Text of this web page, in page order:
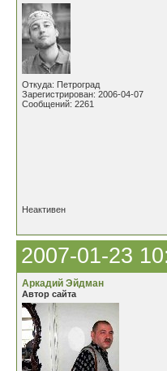
Откуда: Петроград
Зарегистрирован: 2006-04-07
Сообщений: 2261
Неактивен
2007-01-23
Аркадий Эйдман
Автор сайта